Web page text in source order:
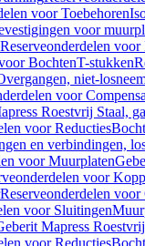
voor Toebehoren
voor
Reserveonderdelen voor
BochtenT-stukken
niet-
voor
Roestvrij Staal,
voor Reducties
en verbindingen,
voor Muurplaten
voor
Reserveonderdelen
voor Sluitingen
Mapress
voor Reducties